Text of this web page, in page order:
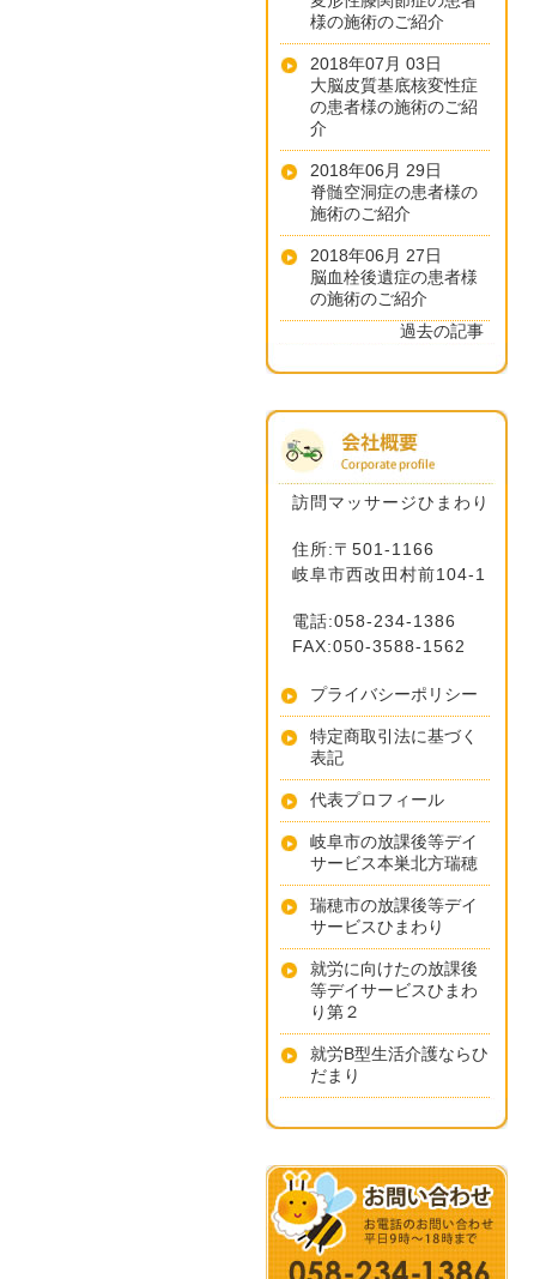
様の施術のご紹介
2018年07月 03日
大脳皮質基底核変性症
の患者様の施術のご紹
介
2018年06月 29日
脊髄空洞症の患者様の
施術のご紹介
2018年06月 27日
脳血栓後遺症の患者様
の施術のご紹介
過去の記事
訪問マッサージひまわり
住所:〒501-1166
岐阜市西改田村前104-1
電話:058-234-1386
FAX:050-3588-1562
プライバシーポリシー
特定商取引法に基づく
表記
代表プロフィール
岐阜市の放課後等デイ
サービス本巣北方瑞穂
瑞穂市の放課後等デイ
サービスひまわり
就労に向けたの放課後
等デイサービスひまわ
り第２
就労B型生活介護ならひ
だまり